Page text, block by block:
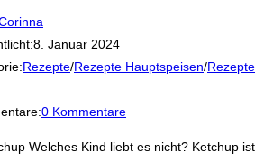
8. Januar 2024
Rezepte/Rezepte Hauptspeisen/Rezepte
0 Kommentare
Welches Kind liebt es nicht? Ketchup ist